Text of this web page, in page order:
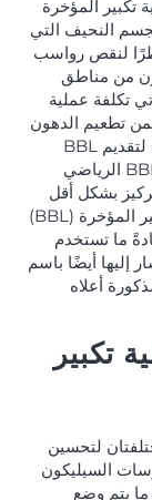
تكبير المؤخرة
النحيف التي
لنقص رواسب
من مناطق
تكلفة عملية
تطعيم الدهون
من مناطق متعددة من الجسم. الآن، حان الوقت لتقديم BBL
خاص: BBL الرياضي. طبقًا لاسمها، تم تصميم BBL الرياضي
بشكل أقل
على تعزيز الوركين. قد تختلف تكاليف عملية تكبير المؤخرة (BBL)
ما تستخدم
إليها أيضًا باسم
أعلاه
تكبير
لتحسين
السيليكون
يتم وضع